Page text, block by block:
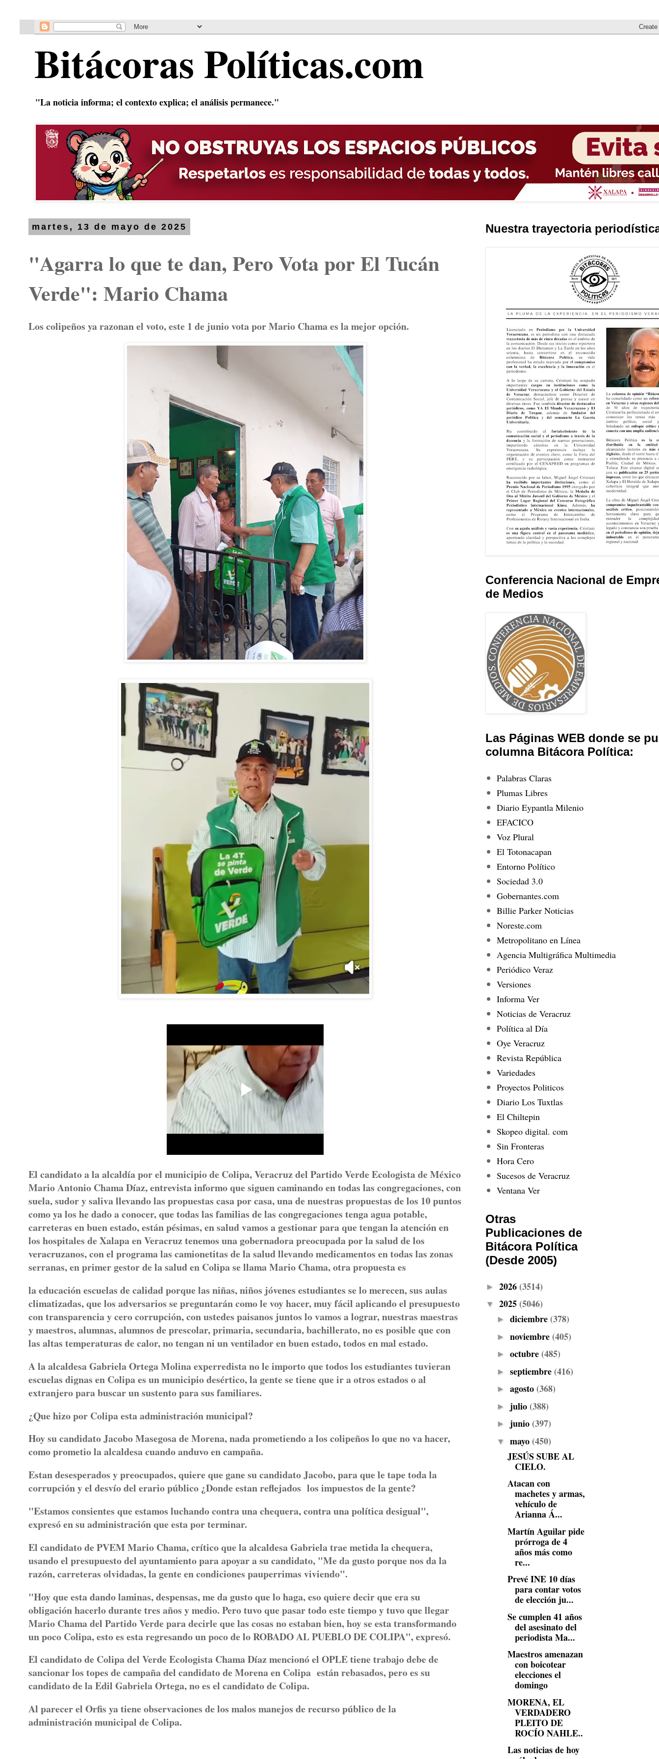
Bitácoras Políticas.com
"La noticia informa; el contexto explica; el análisis permanece."
martes, 13 de mayo de 2025
"Agarra lo que te dan, Pero Vota por El Tucán
Verde": Mario Chama
Los colipeños ya razonan el voto, este 1 de junio vota por Mario Chama es la mejor opción.
El candidato a la alcaldía por el municipio de Colipa, Veracruz del Partido Verde Ecologista de México
Mario Antonio Chama Díaz, entrevista informo que siguen caminando en todas las congregaciones, con
suela, sudor y saliva llevando las propuestas casa por casa, una de nuestras propuestas de los 10 puntos
como ya los he dado a conocer, que todas las familias de las congregaciones tenga agua potable,
carreteras en buen estado, están pésimas, en salud vamos a gestionar para que tengan la atención en
los hospitales de Xalapa en Veracruz tenemos una gobernadora preocupada por la salud de los
veracruzanos, con el programa las camionetitas de la salud llevando medicamentos en todas las zonas
serranas, en primer gestor de la salud en Colipa se llama Mario Chama, otra propuesta es
la educación escuelas de calidad porque las niñas, niños jóvenes estudiantes se lo merecen, sus aulas
climatizadas, que los adversarios se preguntarán como le voy hacer, muy fácil aplicando el presupuesto
con transparencia y cero corrupción, con ustedes paisanos juntos lo vamos a lograr, nuestras maestras
y maestros, alumnas, alumnos de prescolar, primaria, secundaria, bachillerato, no es posible que con
las altas temperaturas de calor, no tengan ni un ventilador en buen estado, todos en mal estado.
A la alcaldesa Gabriela Ortega Molina experredista no le importo que todos los estudiantes tuvieran
escuelas dignas en Colipa es un municipio desértico, la gente se tiene que ir a otros estados o al
extranjero para buscar un sustento para sus familiares.
¿Que hizo por Colipa esta administración municipal?
Hoy su candidato Jacobo Masegosa de Morena, nada prometiendo a los colipeños lo que no va hacer,
como prometio la alcaldesa cuando anduvo en campaña.
Estan desesperados y preocupados, quiere que gane su candidato Jacobo, para que le tape toda la
corrupción y el desvío del erario público ¿Donde estan reflejados los impuestos de la gente?
"Estamos consientes que estamos luchando contra una chequera, contra una política desigual",
expresó en su administración que esta por terminar.
El candidato de PVEM Mario Chama, crítico que la alcaldesa Gabriela trae metida la chequera,
usando el presupuesto del ayuntamiento para apoyar a su candidato, "Me da gusto porque nos da la
razón, carreteras olvidadas, la gente en condiciones pauperrimas viviendo".
"Hoy que esta dando laminas, despensas, me da gusto que lo haga, eso quiere decir que era su
obligación hacerlo durante tres años y medio. Pero tuvo que pasar todo este tiempo y tuvo que llegar
Mario Chama del Partido Verde para decirle que las cosas no estaban bien, hoy se esta transformando
un poco Colipa, esto es esta regresando un poco de lo ROBADO AL PUEBLO DE COLIPA", expresó.
El candidato de Colipa del Verde Ecologista Chama Díaz mencionó el OPLE tiene trabajo debe de
sancionar los topes de campaña del candidato de Morena en Colipa están rebasados, pero es su
candidato de la Edil Gabriela Ortega, no es el candidato de Colipa.
Al parecer el Orfis ya tiene observaciones de los malos manejos de recurso público de la
administración municipal de Colipa.
Nuestra trayectoria
Conferencia Nacional de
de Medios
Las Páginas WEB donde se
columna Bitácora Política:
Palabras Claras
Plumas Libres
Diario Eypantla Milenio
EFACICO
Voz Plural
El Totonacapan
Entorno Político
Sociedad 3.0
Gobernantes.com
Billie Parker Noticias
Noreste.com
Metropolitano en Línea
Agencia Multigráfica Multimedia
Periódico Veraz
Versiones
Informa Ver
Noticias de Veracruz
Política al Día
Oye Veracruz
Revista República
Variedades
Proyectos Politicos
Diario Los Tuxtlas
El Chiltepin
Skopeo digital. com
Sin Fronteras
Hora Cero
Sucesos de Veracruz
Ventana Ver
Otras
Publicaciones de
Bitácora Política
(Desde 2005)
► 2026 (3514)
▼ 2025 (5046)
► diciembre (378)
► noviembre (405)
► octubre (485)
► septiembre (416)
► agosto (368)
► julio (388)
► junio (397)
▼ mayo (450)
JESÚS SUBE AL
CIELO.
Atacan con
machetes y armas,
vehículo de
Arianna Á...
Martín Aguilar pide
prórroga de 4
años más como
re...
Prevé INE 10 días
para contar votos
de elección ju...
Se cumplen 41 años
del asesinato del
periodista Ma...
Maestros amenazan
con boicotear
elecciones el
domingo
MORENA, EL
VERDADERO
PLEITO DE
ROCÍO NAHLE..
Las noticias de hoy